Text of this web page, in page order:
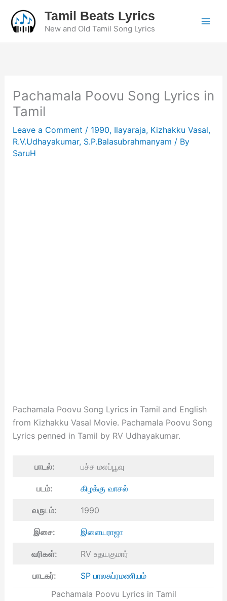
content
Tamil Beats Lyrics
New and Old Tamil Song Lyrics
Pachamala Poovu Song Lyrics in
Tamil
Leave a Comment / 1990, Ilayaraja, Kizhakku Vasal,
R.V.Udhayakumar, S.P.Balasubrahmanyam / By
SaruH
Pachamala Poovu Song Lyrics in Tamil and English
from Kizhakku Vasal Movie. Pachamala Poovu Song
Lyrics penned in Tamil by RV Udhayakumar.
பாடல்: பச்ச மலப்பூவு
படம்: கிழக்கு வாசல்
வருடம்: 1990
இசை: இளையராஜா
வரிகள்: RV உதயகுமார்
பாடகர்:
SP பாலசுப்ரமணியம்
Pachamala Poovu Lyrics in Tamil